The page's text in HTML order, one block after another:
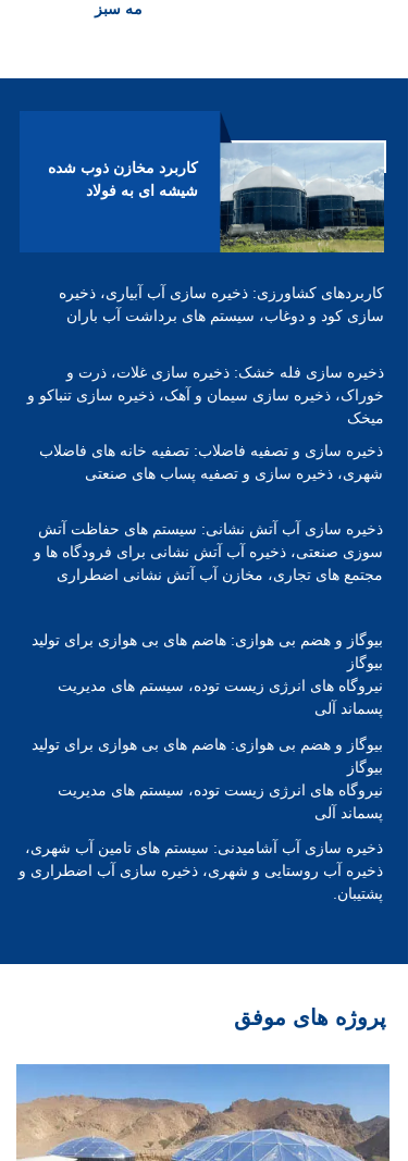
مه سبز
ذخیره سازی آب آشامیدنی: سیستم های تامین آب شهری،
ذخیره آب روستایی و شهری، ذخیره سازی آب اضطراری و
پشتیبان.
ذخیره سازی و تصفیه فاضلاب: تصفیه خانه های فاضلاب
شهری، ذخیره سازی و تصفیه پساب های صنعتی
بیوگاز و هضم بی هوازی: هاضم های بی هوازی برای تولید
بیوگاز
نیروگاه های انرژی زیست توده، سیستم های مدیریت
پسماند آلی
بیوگاز و هضم بی هوازی: هاضم های بی هوازی برای تولید
بیوگاز
نیروگاه های انرژی زیست توده، سیستم های مدیریت
پسماند آلی
ذخیره سازی آب آتش نشانی: سیستم های حفاظت آتش
سوزی صنعتی، ذخیره آب آتش نشانی برای فرودگاه ها و
مجتمع های تجاری، مخازن آب آتش نشانی اضطراری
کاربردهای کشاورزی: ذخیره سازی آب آبیاری، ذخیره
سازی کود و دوغاب، سیستم های برداشت آب باران
ذخیره سازی فله خشک: ذخیره سازی غلات، ذرت و
خوراک، ذخیره سازی سیمان و آهک، ذخیره سازی تنباکو و
میخک
کاربرد مخازن ذوب شده
شیشه ای به فولاد
پروژه های موفق
در سال 2024